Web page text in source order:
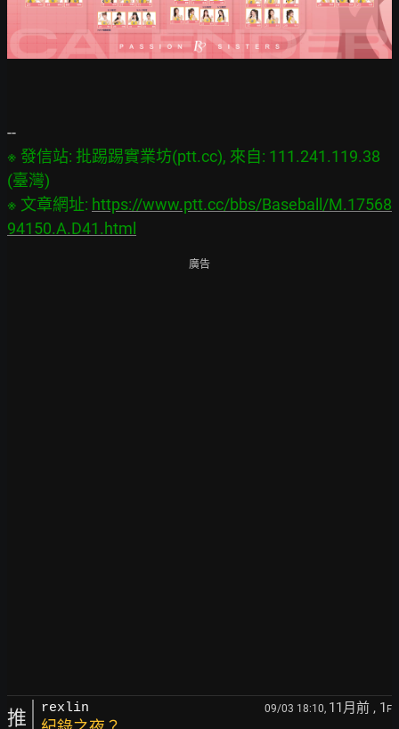
※ 發信站: 批踢踢實業坊(ptt.cc), 來自: 111.241.119.38
(臺灣)
※ 文章網址: https://www.ptt.cc/bbs/Baseball/M.17568
94150.A.D41.html
廣告
推 rexlin 09/03 18:10, 11月前 , 1 F